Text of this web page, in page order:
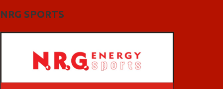
NRG SPORTS